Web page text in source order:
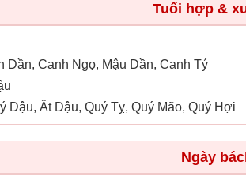
Tuổi hợp &
Dần, Canh Ngọ, Mậu Dần, Canh Tý
Dậu, Ất Dậu, Quý Tỵ, Quý Mão, Quý Hợi
Ngày